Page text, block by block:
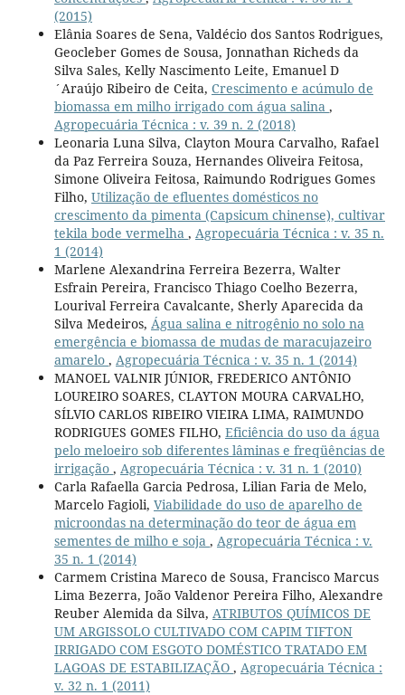
(2015)
Elânia Soares de Sena, Valdécio dos Santos Rodrigues,
Geocleber Gomes de Sousa, Jonnathan Richeds da
Silva Sales, Kelly Nascimento Leite, Emanuel D
´Araújo Ribeiro de Ceita, Crescimento e acúmulo de
biomassa em milho irrigado com água salina ,
Agropecuária Técnica : v. 39 n. 2 (2018)
Leonaria Luna Silva, Clayton Moura Carvalho, Rafael
da Paz Ferreira Souza, Hernandes Oliveira Feitosa,
Simone Oliveira Feitosa, Raimundo Rodrigues Gomes
Filho, Utilização de efluentes domésticos no
crescimento da pimenta (Capsicum chinense), cultivar
tekila bode vermelha , Agropecuária Técnica : v. 35 n.
1 (2014)
Marlene Alexandrina Ferreira Bezerra, Walter
Esfrain Pereira, Francisco Thiago Coelho Bezerra,
Lourival Ferreira Cavalcante, Sherly Aparecida da
Silva Medeiros, Água salina e nitrogênio no solo na
emergência e biomassa de mudas de maracujazeiro
amarelo , Agropecuária Técnica : v. 35 n. 1 (2014)
MANOEL VALNIR JÚNIOR, FREDERICO ANTÔNIO
LOUREIRO SOARES, CLAYTON MOURA CARVALHO,
SÍLVIO CARLOS RIBEIRO VIEIRA LIMA, RAIMUNDO
RODRIGUES GOMES FILHO, Eficiência do uso da água
pelo meloeiro sob diferentes lâminas e freqüências de
irrigação , Agropecuária Técnica : v. 31 n. 1 (2010)
Carla Rafaella Garcia Pedrosa, Lilian Faria de Melo,
Marcelo Fagioli, Viabilidade do uso de aparelho de
microondas na determinação do teor de água em
sementes de milho e soja , Agropecuária Técnica : v.
35 n. 1 (2014)
Carmem Cristina Mareco de Sousa, Francisco Marcus
Lima Bezerra, João Valdenor Pereira Filho, Alexandre
Reuber Alemida da Silva, ATRIBUTOS QUÍMICOS DE
UM ARGISSOLO CULTIVADO COM CAPIM TIFTON
IRRIGADO COM ESGOTO DOMÉSTICO TRATADO EM
LAGOAS DE ESTABILIZAÇÃO , Agropecuária Técnica :
v. 32 n. 1 (2011)